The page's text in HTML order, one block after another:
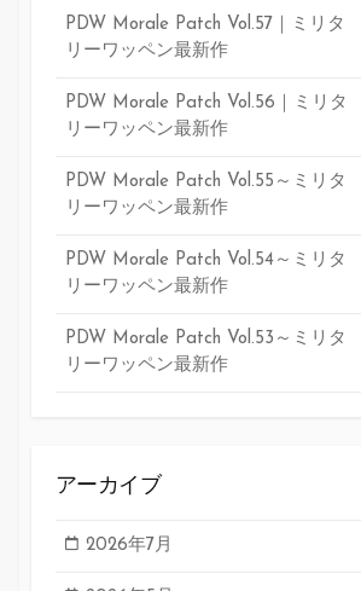
PDW Morale Patch Vol.57｜ミリタ
リーワッペン最新作
PDW Morale Patch Vol.56｜ミリタ
リーワッペン最新作
PDW Morale Patch Vol.55～ミリタ
リーワッペン最新作
PDW Morale Patch Vol.54～ミリタ
リーワッペン最新作
PDW Morale Patch Vol.53～ミリタ
リーワッペン最新作
アーカイブ
2026年7月